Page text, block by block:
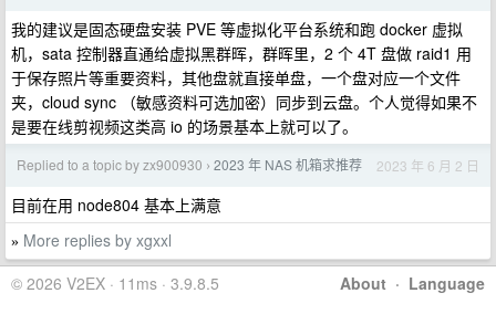
我的建议是固态硬盘安装 PVE 等虚拟化平台系统和跑 docker 虚拟
机，sata 控制器直通给虚拟黑群晖，群晖里，2 个 4T 盘做 raid1 用
于保存照片等重要资料，其他盘就直接单盘，一个盘对应一个文件
夹，cloud sync （敏感资料可选加密）同步到云盘。个人觉得如果不
是要在线剪视频这类高 io 的场景基本上就可以了。
Replied to a topic by zx900930 › 2023 年 NAS 机箱求推荐 2023 年 6 月 2 日
目前在用 node804 基本上满意
» More replies by xgxxl
About · Language
© 2026 V2EX · 11ms · 3.9.8.5